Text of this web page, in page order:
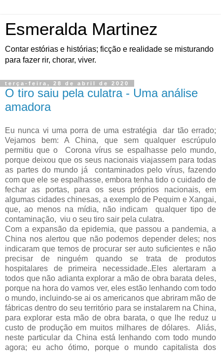
Esmeralda Martinez
Contar estórias e histórias; ficção e realidade se misturando
para fazer rir, chorar, viver.
terça-feira, 28 de abril de 2020
O tiro saiu pela culatra - Uma análise
amadora
Eu nunca vi uma porra de uma estratégia
dar tão errado;
Vejamos bem: A China, que sem qualquer escrúpulo
permitiu que o
Corona vírus se espalhasse pelo mundo,
porque deixou que os seus nacionais viajassem para todas
as partes do mundo já
contaminados pelo vírus, fazendo
com que ele se espalhasse, embora tenha tido o cuidado de
fechar as portas, para os seus próprios nacionais, em
algumas cidades chinesas, a exemplo de Pequim e Xangai,
que, ao menos na mídia, não indicam
qualquer tipo de
contaminação, viu o seu tiro sair pela culatra.
Com a expansão da epidemia, que passou a pandemia, a
China nos alertou que não podemos depender deles; nos
indicaram que temos de procurar ser auto suficientes e não
precisar de ninguém quando se trata de produtos
hospitalares de primeira necessidade..Eles alertaram a
todos que não adianta explorar a mão de obra barata deles,
porque na hora do vamos ver, eles estão lenhando com todo
o mundo, incluindo-se ai os americanos que abriram mão de
fábricas dentro do seu território para se instalarem na China,
para explorar esta mão de obra barata, o que lhe reduz u
custo de produção em muitos milhares de dólares.
Aliás,
neste particular da China está lenhando com todo mundo
agora; eu acho ótimo, porque o mundo capitalista dos